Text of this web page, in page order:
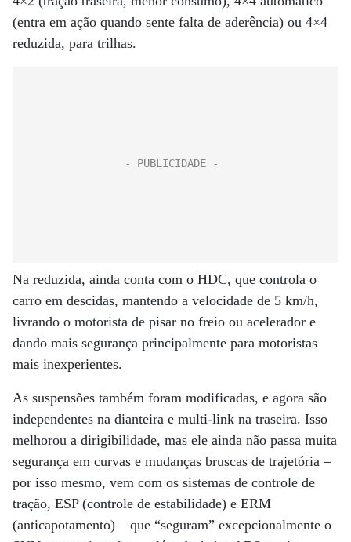
(entra em ação quando sente falta de aderência) ou 4×4
reduzida, para trilhas.
Na reduzida, ainda conta com o HDC, que controla o
carro em descidas, mantendo a velocidade de 5 km/h,
livrando o motorista de pisar no freio ou acelerador e
dando mais segurança principalmente para motoristas
mais inexperientes.
As suspensões também foram modificadas, e agora são
independentes na dianteira e multi-link na traseira. Isso
melhorou a dirigibilidade, mas ele ainda não passa muita
segurança em curvas e mudanças bruscas de trajetória –
por isso mesmo, vem com os sistemas de controle de
tração, ESP (controle de estabilidade) e ERM
(anticapotamento) – que “seguram” excepcionalmente o